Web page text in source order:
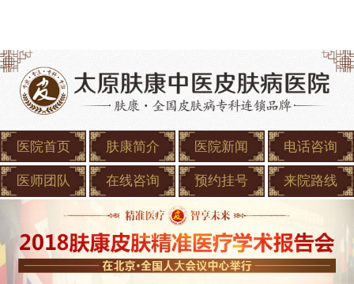
医院首页 肤康简介 医院新闻 电话咨询
医师团队 在线咨询 预约挂号 来院路线